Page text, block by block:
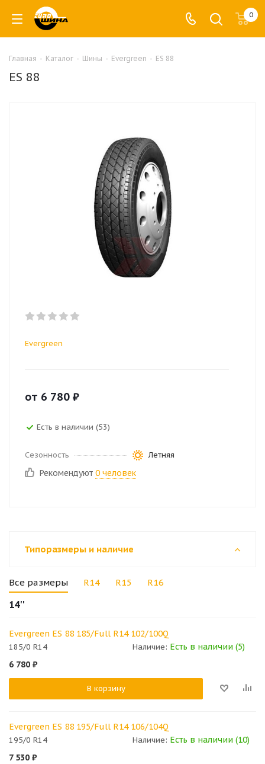
0
Главная - Каталог - Шины - Evergreen - ES 88
ES 88
Evergreen
от 6 780 ₽
Есть в наличии (53)
Сезонность Летняя
Рекомендуют 0 человек
Типоразмеры и наличие
Все размеры R14 R15 R16
14''
Evergreen ES 88 185/Full R14 102/100Q
185/0 R14 Наличие: Есть в наличии (5)
6 780 ₽
В корзину
Evergreen ES 88 195/Full R14 106/104Q
195/0 R14 Наличие: Есть в наличии (10)
7 530 ₽